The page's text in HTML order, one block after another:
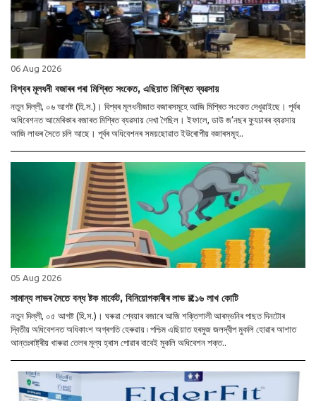
06 Aug 2026
বিশ্বৰ মূলধনী বজাৰৰ পৰা মিশ্ৰিত সংকেত, এছিয়াত মিশ্ৰিত ব্যৱসায়
নতুন দিল্লী, ০৬ আগষ্ট (হি.স.)। বিশ্বৰ মূলধনীজাত বজাৰসমূহে আজি মিশ্ৰিত সংকেত দেখুৱাইছে। পূৰ্বৰ
অধিবেশনত আমেৰিকাৰ বজাৰত মিশ্ৰিত ব্যৱসায় দেখা গৈছিল। ইফালে, ডাউ জ’নছৰ ফ্যুচাৰৰ ব্যৱসায়
আজি লাভৰ সৈতে চলি আছে। পূৰ্বৰ অধিবেশনৰ সময়ছোৱাত ইউৰোপীয় বজাৰসমূহ..
05 Aug 2026
সামান্য লাভৰ সৈতে বন্ধ ষ্টক মাৰ্কেট, বিনিয়োগকাৰীৰ লাভ ₹১.১৬ লাখ কোটি
নতুন দিল্লী, ০৫ আগষ্ট (হি.স.)। ঘৰুৱা শ্বেয়াৰ বজাৰে আজি শক্তিশালী আৰম্ভনিৰ পাছত দিনটোৰ
দ্বিতীয় অধিবেশনত অধিকাংশ অগ্ৰগতি হেৰুৱায় ৷ পশ্চিম এছিয়াত হৰমুজ জলদ্বীপ মুকলি হোৱাৰ আশাত
আন্তঃৰাষ্ট্ৰীয় খাৰুৱা তেলৰ মূল্য হ্ৰাস পোৱাৰ বাবেই মুকলি অধিবেশন শক্ত..